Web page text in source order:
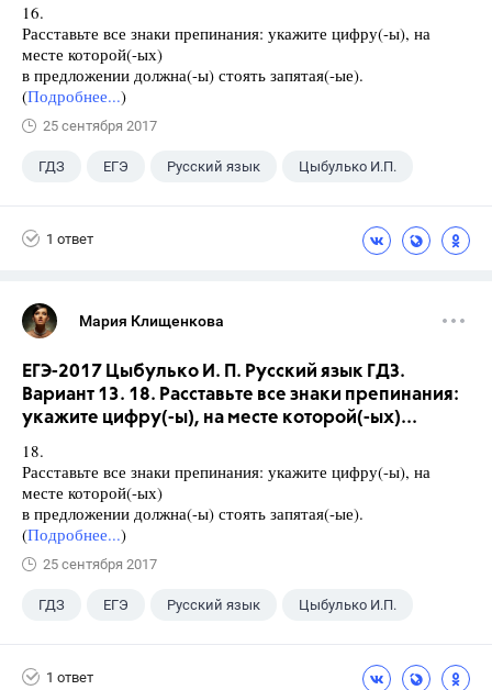
16.
Расставьте все знаки препинания: укажите цифру(-ы), на
месте которой(-ых)
в предложении должна(-ы) стоять запятая(-ые).
(Подробнее...)
25 сентября 2017
ГДЗ ЕГЭ Русский язык Цыбулько И.П.
1 ответ
Мария Клищенкова
ЕГЭ-2017 Цыбулько И. П. Русский язык ГДЗ.
Вариант 13. 18. Расставьте все знаки препинания:
укажите цифру(-ы), на месте которой(-ых)...
18.
Расставьте все знаки препинания: укажите цифру(-ы), на
месте которой(-ых)
в предложении должна(-ы) стоять запятая(-ые).
(Подробнее...)
25 сентября 2017
ГДЗ ЕГЭ Русский язык Цыбулько И.П.
1 ответ